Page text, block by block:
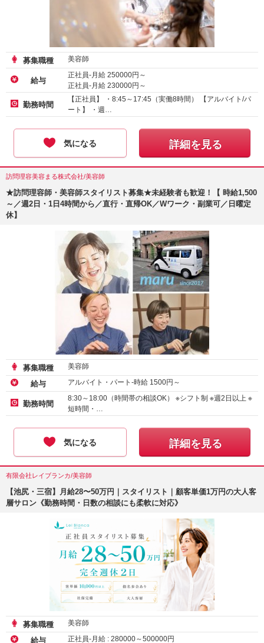
募集職種 美容師
給与
正社員-月給 250000円～
正社員-月給 230000円～
アルバイト・パート-時給 :
1250～1350
勤務時間
【正社員】 ・8:45～17:45（実働8時間） 【アルバイト/パ
ート】 ・週…
気になる 詳細を見る
訪問理容美容まる株式会社/美容師
★訪問理容師・美容師スタイリスト募集★未経験者も歓迎！【 時給1,500
～／週2日・1日4時間から／直行・直帰OK／Wワーク・副業可／日曜定
休】
募集職種 美容師
給与 アルバイト・パート-時給 1500円～
勤務時間
8:30～18:00（時間帯の相談OK） ※シフト制 ※週2日以上 ※
短時間・…
気になる 詳細を見る
有限会社レイブランカ/美容師
【池尻・三宿】月給28〜50万円｜スタイリスト｜顧客単価1万円の大人客
層サロン《勤務時間・日数の相談にも柔軟に対応》
募集職種 美容師
給与 正社員-月給 : 280000～500000円